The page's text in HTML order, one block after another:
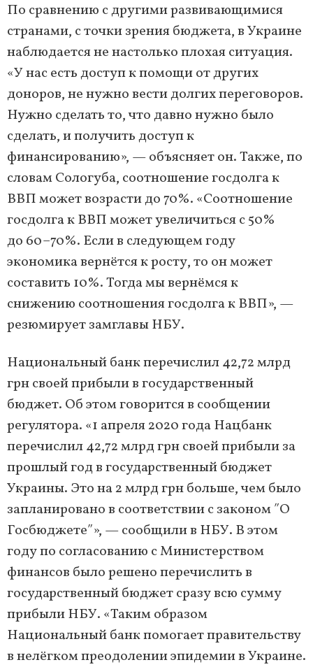
По сравнению с другими развивающимися
странами, с точки зрения бюджета, в Украине
наблюдается не настолько плохая ситуация.
«У нас есть доступ к помощи от других
доноров, не нужно вести долгих переговоров.
Нужно сделать то, что давно нужно было
сделать, и получить доступ к
финансированию», — объясняет он. Также, по
словам Сологуба, соотношение госдолга к
ВВП может возрасти до 70%. «Соотношение
госдолга к ВВП может увеличиться с 50%
до 60–70%. Если в следующем году
экономика вернётся к росту, то он может
составить 10%. Тогда мы вернёмся к
снижению соотношения госдолга к ВВП», —
резюмирует замглавы НБУ.
Национальный банк перечислил 42,72 млрд
грн своей прибыли в государственный
бюджет. Об этом говорится в сообщении
регулятора. «1 апреля 2020 года Нацбанк
перечислил 42,72 млрд грн своей прибыли за
прошлый год в государственный бюджет
Украины. Это на 2 млрд грн больше, чем было
запланировано в соответствии с законом ʺО
Госбюджетеʺ», — сообщили в НБУ. В этом
году по согласованию с Министерством
финансов было решено перечислить в
государственный бюджет сразу всю сумму
прибыли НБУ. «Таким образом
Национальный банк помогает правительству
в нелёгком преодолении эпидемии в Украине.